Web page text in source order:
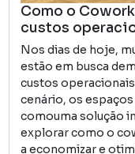
Como o
custos
Nos dias de hoje,
estão em busca
custos
cenário, os
comouma solução
explorar como o
a economizar e